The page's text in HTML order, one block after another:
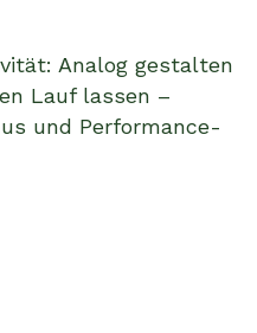
Analog gestalten
Lauf lassen –
und Performance-